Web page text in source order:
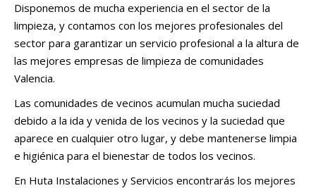
Disponemos de mucha experiencia en el sector de la
limpieza, y contamos con los mejores profesionales del
sector para garantizar un servicio profesional a la altura de
las mejores empresas de limpieza de comunidades
Valencia.
Las comunidades de vecinos acumulan mucha suciedad
debido a la ida y venida de los vecinos y la suciedad que
aparece en cualquier otro lugar, y debe mantenerse limpia
e higiénica para el bienestar de todos los vecinos.
En Huta Instalaciones y Servicios encontrarás los mejores